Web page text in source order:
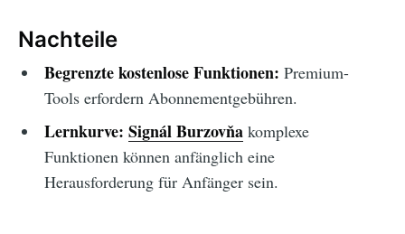
Nachteile
Begrenzte kostenlose Funktionen: Premium-
Tools erfordern Abonnementgebühren.
Lernkurve: Signál Burzovňakomplexe
Funktionen können anfänglich eine
Herausforderung für Anfänger sein.